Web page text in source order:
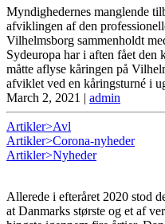
Myndighedernes manglende
afviklingen af den
Vilhelmsborg sammenholdt
Sydeuropa har i aften fået den
måtte aflyse kåringen på
afviklet ved en kåringsturné i
March 2, 2021 | admin
Artikler>Avl
Artikler>Corona-nyheder
Artikler>Nyheder
Allerede i efteråret 2020 stod
at Danmarks største og et af